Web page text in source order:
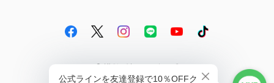
© 雑貨屋はらペコクラブ